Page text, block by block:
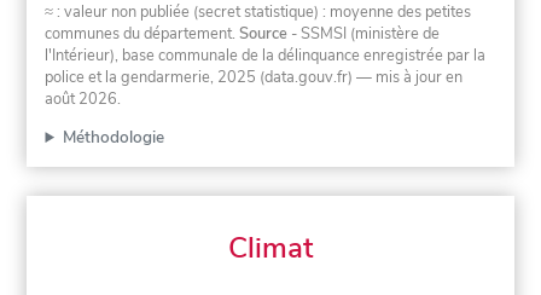
≈ : valeur non publiée (secret statistique) : moyenne des petites
communes du département.Source - SSMSI (ministère de
l'Intérieur), base communale de la délinquance enregistrée par la
police et la gendarmerie, 2025 (data.gouv.fr) — mis à jour en
août 2026.
Méthodologie
Climat